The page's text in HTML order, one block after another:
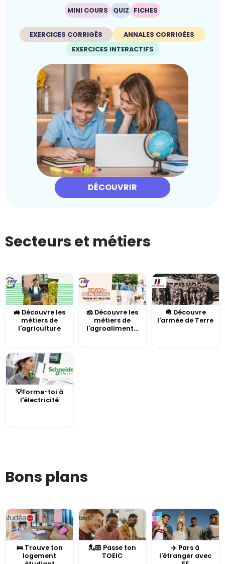
MINI COURS QUIZ FICHES
EXERCICES CORRIGÉS
ANNALES CORRIGÉES
EXERCICES INTERACTIFS
DÉCOUVRIR
Secteurs et métiers
🚜 Découvre les
métiers de
l'agriculture
🧀 Découvre les
métiers de
l'agroaliment...
🪖 Découvre
l'armée de Terre
💡Forme-toi à
l'électricité
Bons plans
🛌 Trouve ton
logement
💂🏻 Passe ton
TOEIC
✈️ Pars à
l'étranger avec